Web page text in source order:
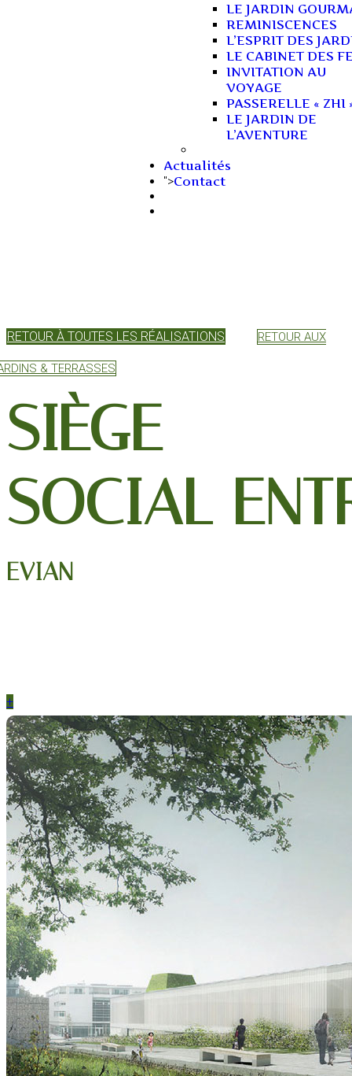
LE JARDIN
REMINISCENCES
L’ESPRIT DES
LE CABINET DES
INVITATION AU
VOYAGE
PASSERELLE « ZHI
LE JARDIN DE
L’AVENTURE
Actualités
">Contact
RETOUR À TOUTES LES RÉALISATIONS RETOUR AUX
& TERRASSES
SIÈGE
SOCIAL
EVIAN
+